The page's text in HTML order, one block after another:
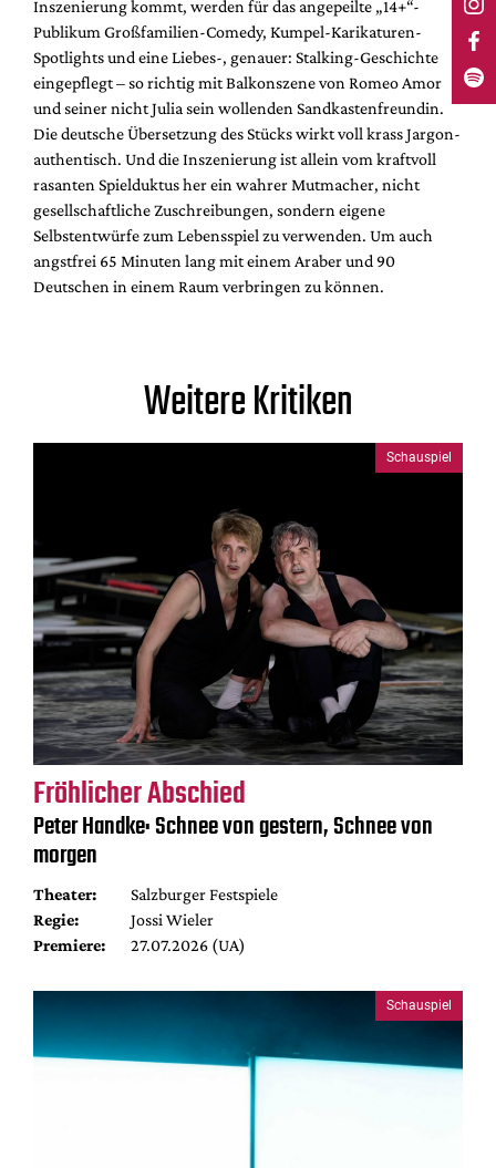
Inszenierung kommt, werden für das angepeilte „14+“-
Publikum Großfamilien-Comedy, Kumpel-Karikaturen-
Spotlights und eine Liebes-, genauer: Stalking-Geschichte
eingepflegt – so richtig mit Balkonszene von Romeo Amor
und seiner nicht Julia sein wollenden Sandkastenfreundin.
Die deutsche Übersetzung des Stücks wirkt voll krass Jargon-
authentisch. Und die Inszenierung ist allein vom kraftvoll
rasanten Spielduktus her ein wahrer Mutmacher, nicht
gesellschaftliche Zuschreibungen, sondern eigene
Selbstentwürfe zum Lebensspiel zu verwenden. Um auch
angstfrei 65 Minuten lang mit einem Araber und 90
Deutschen in einem Raum verbringen zu können.
Weitere Kritiken
Schauspiel
Fröhlicher Abschied
Peter Handke: Schnee von gestern, Schnee von
morgen
Theater:
Salzburger Festspiele
Regie:
Jossi Wieler
Premiere:
27.07.2026 (UA)
Schauspiel